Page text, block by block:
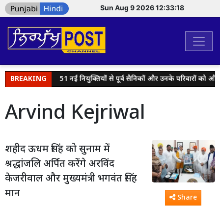
Sun Aug 9 2026 12:33:19
BREAKING
गए 51 नई नियुक्तियों से पूर्व सैनिकों और उनके परिवारों को और
Arvind Kejriwal
शहीद ऊधम सिंह को सुनाम में
श्रद्धांजलि अर्पित करेंगे अरविंद
केजरीवाल और मुख्यमंत्री भगवंत सिंह
मान
Share